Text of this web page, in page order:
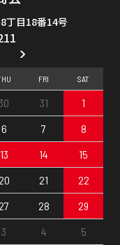
丁目18番14号
FRI SAT
31
1
6 7
8
13 14
15
21
22
28
29
3 4 5